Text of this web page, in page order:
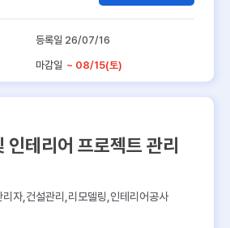
등록일 26/07/16
마감일 ~ 08/15(토)
테리어 프로젝트 관리
리자,건설관리,리모델링,인테리어공사